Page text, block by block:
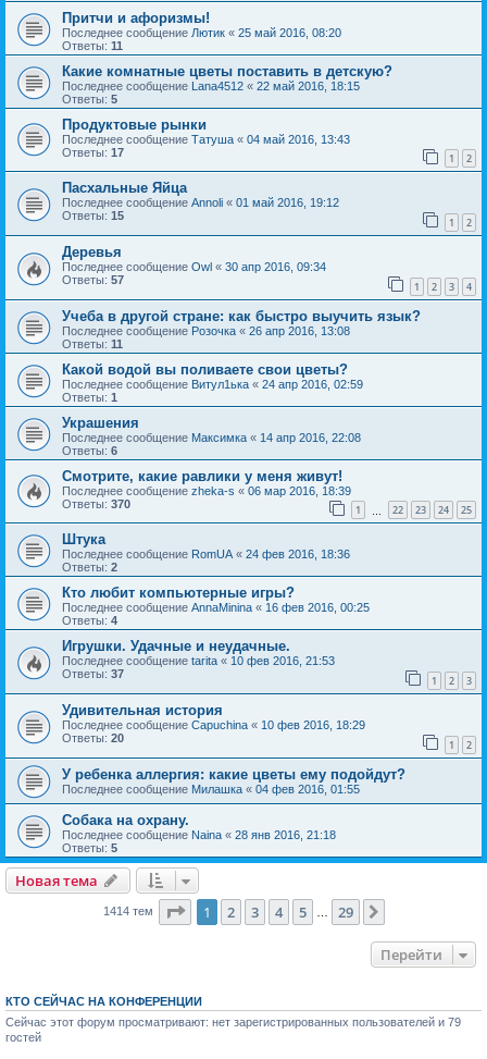
Притчи и афоризмы!
Последнее сообщение Лютик « 25 май 2016, 08:20
Ответы: 11
Какие комнатные цветы поставить в детскую?
Последнее сообщение Lana4512 « 22 май 2016, 18:15
Ответы: 5
Продуктовые рынки
Последнее сообщение Татуша « 04 май 2016, 13:43
Ответы: 17 1 2
Пасхальные Яйца
Последнее сообщение Annoli « 01 май 2016, 19:12
Ответы: 15 1 2
Деревья
Последнее сообщение Owl « 30 апр 2016, 09:34
Ответы: 57 1 2 3 4
Учеба в другой стране: как быстро выучить язык?
Последнее сообщение Розочка « 26 апр 2016, 13:08
Ответы: 11
Какой водой вы поливаете свои цветы?
Последнее сообщение Витул1ька « 24 апр 2016, 02:59
Ответы: 1
Украшения
Последнее сообщение Максимка « 14 апр 2016, 22:08
Ответы: 6
Смотрите, какие равлики у меня живут!
Последнее сообщение zheka-s « 06 мар 2016, 18:39
Ответы: 370 1 22 23 24 25
Штука
Последнее сообщение RomUA « 24 фев 2016, 18:36
Ответы: 2
Кто любит компьютерные игры?
Последнее сообщение AnnaMinina « 16 фев 2016, 00:25
Ответы: 4
Игрушки. Удачные и неудачные.
Последнее сообщение tarita « 10 фев 2016, 21:53
Ответы: 37 1 2 3
Удивительная история
Последнее сообщение Capuchina « 10 фев 2016, 18:29
Ответы: 20 1 2
У ребенка аллергия: какие цветы ему подойдут?
Последнее сообщение Милашка « 04 фев 2016, 01:55
Собака на охрану.
Последнее сообщение Naina « 28 янв 2016, 21:18
Ответы: 5
Новая тема
1414 тем Страница из 29
1 2 3 4 5 29
Перейти
КТО СЕЙЧАС НА КОНФЕРЕНЦИИ
Сейчас этот форум просматривают: нет зарегистрированных пользователей и 79
гостей